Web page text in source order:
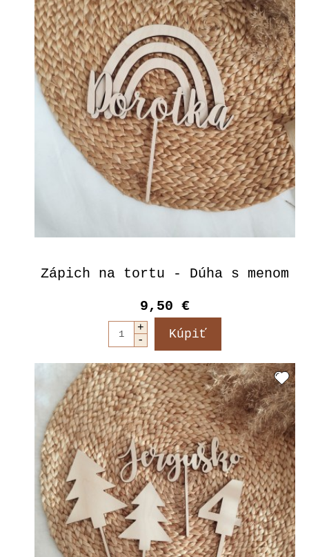
Zápich na tortu - Dúha s menom
9,50 €